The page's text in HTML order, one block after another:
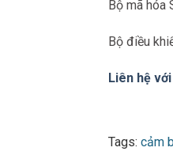
Bộ mã hóa
Bộ điều
Liên hệ
Tags: cảm